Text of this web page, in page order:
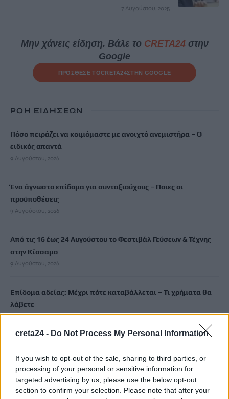
creta24 - Do Not Process My Personal Information
If you wish to opt-out of the sale, sharing to third parties, or
processing of your personal or sensitive information for
targeted advertising by us, please use the below opt-out
section to confirm your selection. Please note that after your
7 Αυγούστου, 2025
Μην χάνεις είδηση. Βάλε το CRETA24στην
Google
ΠΡΟΣΘΕΣΕ ΤΟCRETA24ΣΤΗΝ GOOGLE
ΡΟΗ ΕΙΔΗΣΕΩΝ
Πόσο πειράζει να κοιμόμαστε με ανοιχτό ανεμιστήρα – Ο
ειδικός απαντά
9 Αυγούστου, 2026
Ένα άγνωστο επίδομα για συνταξιούχους – Ποιες οι
προϋποθέσεις
9 Αυγούστου, 2026
Από τις 16 έως 24 Αυγούστου το Φεστιβάλ Γεύσεων & Τέχνης
στην Κίσσαμο
9 Αυγούστου, 2026
Επίδομα αδείας: Μέχρι πότε καταβάλλεται – Τι χρήματα θα
λάβετε
9 Αυγούστου, 2026
αποτελεσμάτων από 1η Σεπτεμβρίου
9 Αυγούστου, 2026